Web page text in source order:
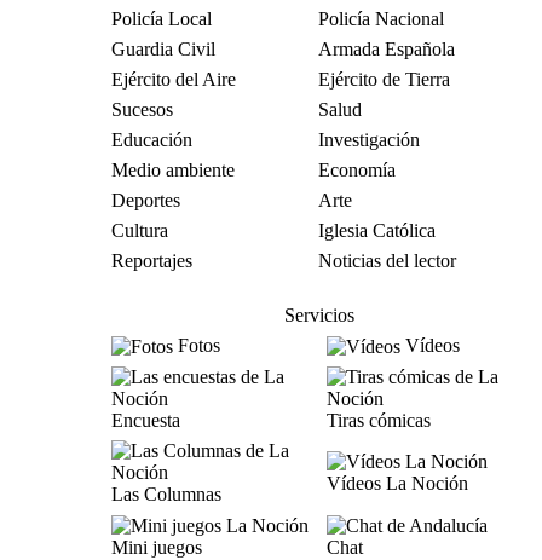
Policía Local
Policía Nacional
Guardia Civil
Armada Española
Ejército del Aire
Ejército de Tierra
Sucesos
Salud
Educación
Investigación
Medio ambiente
Economía
Deportes
Arte
Cultura
Iglesia Católica
Reportajes
Noticias del lector
Servicios
Fotos
Vídeos
Encuesta Tiras cómicas
Las Columnas
Vídeos La Noción
Mini juegos
Chat